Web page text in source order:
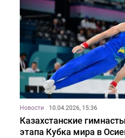
Новости 10.04.2026, 15:36
Казахстанские
этапа Кубка мира в